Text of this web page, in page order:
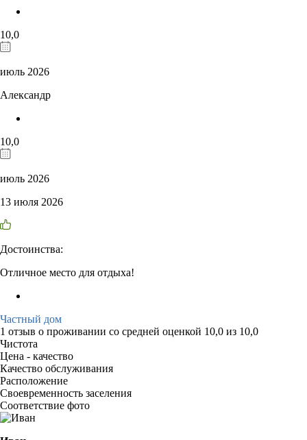
10,0
июль 2026
Александр
10,0
июль 2026
13 июля 2026
Достоинства:
Отличное место для отдыха!
Частный дом
1 отзыв о проживании со средней оценкой 10,0 из 10,0
Чистота
Цена - качество
Качество обслуживания
Расположение
Своевременность заселения
Соответствие фото